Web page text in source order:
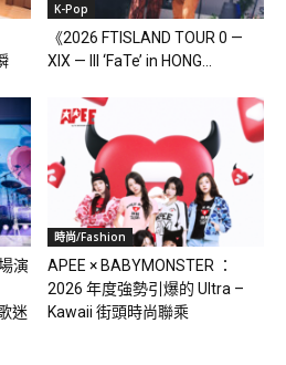
K-Pop
《2026 FTISLAND TOUR 0 —
XIX — III ‘FaTe’ in HONG...
演
迷
時尚/Fashion
APEE × BABYMONSTER ：
2026 年度強勢引爆的 Ultra –
Kawaii 街頭時尚聯乘